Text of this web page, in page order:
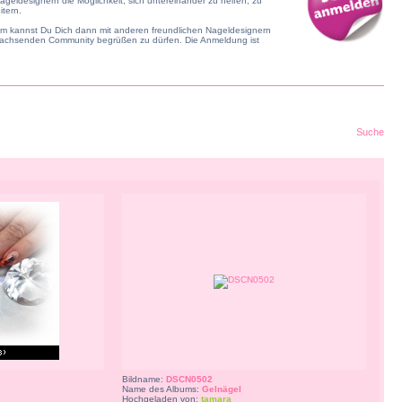
kannst Du Dich dann mit anderen freundlichen Nageldesignern
Community begrüßen zu dürfen. Die Anmeldung ist
Suche
Bildname: DSCN0502
Name des Albums: Gelnägel
Hochgeladen von: tamara